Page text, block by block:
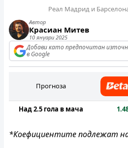
Реал Мадрид и
Автор
Красиан Митев
10 януари 2025
Добави като предпочитан
в Google
Прогноза
Над 2.5 гола в мача
*Коефициентите подлежат